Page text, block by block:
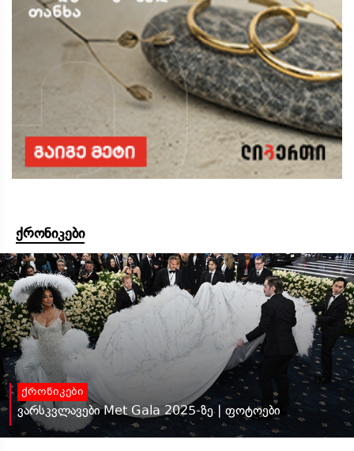
ქრონიკები
ქრონიკები
ვარსკვლავები Met Gala 2025-ზე | ფოტოები